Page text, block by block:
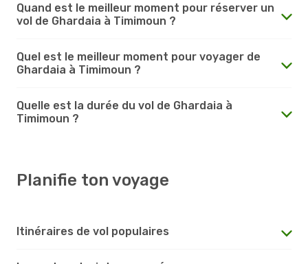
Quand est le meilleur moment pour réserver un
vol de Ghardaia à Timimoun ?
Quel est le meilleur moment pour voyager de
Ghardaia à Timimoun ?
Quelle est la durée du vol de Ghardaia à
Timimoun ?
Planifie ton voyage
Itinéraires de vol populaires